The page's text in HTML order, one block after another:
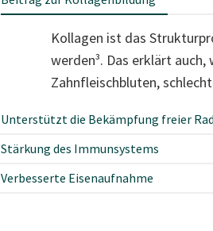
Kollagen ist das
werden³. Das erklärt
Zahnfleischbluten,
Unterstützt die Bekämpfung freier
Stärkung des Immunsystems
Verbesserte Eisenaufnahme